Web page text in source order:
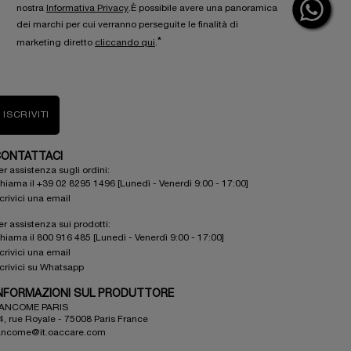
nostra Informativa Privacy .È possibile avere una panoramica
dei marchi per cui verranno perseguite le finalità di
marketing diretto cliccando qui *
ISCRIVITI
assistenza sugli ordini:
il +39 02 8295 1496 [Lunedì - Venerdì 9:00 - 17:00]
una email
assistenza sui prodotti:
il 800 916 485 [Lunedì - Venerdì 9:00 - 17:00]
una email
su Whatsapp
SUL PRODUTTORE
PARIS
rue Royale - 75008 Paris France